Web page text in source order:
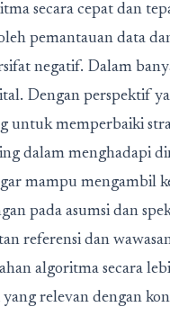
secara cepat dan
pemantauan data
negatif. Dalam
Dengan perspektif
untuk memperbaiki
dalam menghadapi
mampu mengambil
pada asumsi dan
referensi dan
algoritma secara
relevan dengan